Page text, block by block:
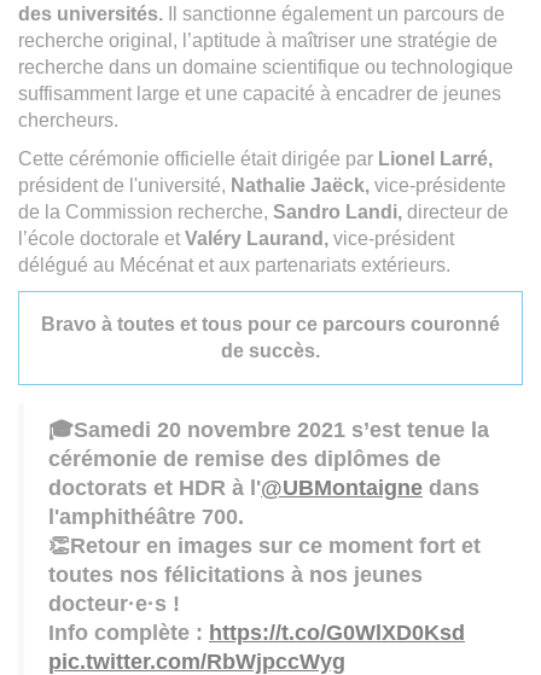
des universités. Il sanctionne également un parcours de
recherche original, l’aptitude à maîtriser une stratégie de
recherche dans un domaine scientifique ou technologique
suffisamment large et une capacité à encadrer de jeunes
chercheurs.
Cette cérémonie officielle était dirigée par Lionel Larré,
président de l'université, Nathalie Jaëck, vice-présidente
de la Commission recherche, Sandro Landi, directeur de
l’école doctorale et Valéry Laurand, vice-président
délégué au Mécénat et aux partenariats extérieurs.
Bravo à toutes et tous pour ce parcours couronné
de succès.
🎓Samedi 20 novembre 2021 s’est tenue la
cérémonie de remise des diplômes de
doctorats et HDR à l'@UBMontaigne dans
l'amphithéâtre 700.
👏Retour en images sur ce moment fort et
toutes nos félicitations à nos jeunes
docteur·e·s !
Info complète : https://t.co/G0WlXD0Ksd
pic.twitter.com/RbWjpccWyg